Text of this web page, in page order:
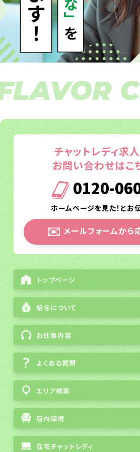
チャットレディ求
お問い合わせはこ
0120-
ホームページを見た！とお
✉️ メールフォームから
トップページ
給与について
お仕事内容
よくある質問
エリア検索
店内環境
在宅チャットレディ